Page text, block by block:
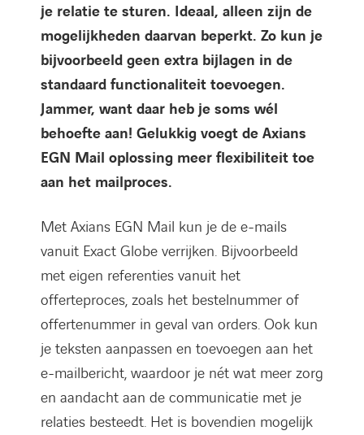
je relatie te sturen. Ideaal, alleen zijn de
mogelijkheden daarvan beperkt. Zo kun je
bijvoorbeeld geen extra bijlagen in de
standaard functionaliteit toevoegen.
Jammer, want daar heb je soms wél
behoefte aan! Gelukkig voegt de Axians
EGN Mail oplossing meer flexibiliteit toe
aan het mailproces.
Met Axians EGN Mail kun je de e-mails
vanuit Exact Globe verrijken. Bijvoorbeeld
met eigen referenties vanuit het
offerteproces, zoals het bestelnummer of
offertenummer in geval van orders. Ook kun
je teksten aanpassen en toevoegen aan het
e-mailbericht, waardoor je nét wat meer zorg
en aandacht aan de communicatie met je
relaties besteedt. Het is bovendien mogelijk